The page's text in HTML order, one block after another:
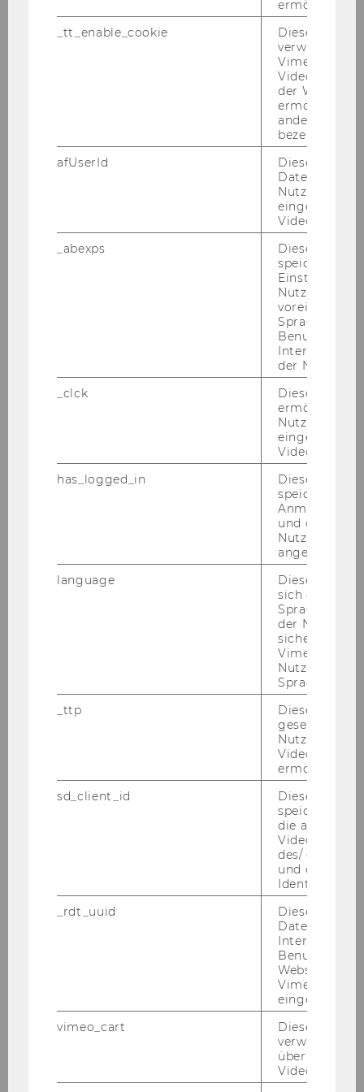
sa­tio­nen re­si­li­en­ter zu ma­chen und auf zu­künf­
ti­ge Her­aus­for­de­run­gen op­ti­mal vor­zu­be­rei­ten.
Nach Ab­schluss des Mo­duls „Or­ga­ni­sa­tio­na­le
Re­si­li­enz“ wer­den die Teil­neh­men­den in der
Lage sein, kon­kre­te Stra­te­gien zur Stär­kung
der Re­si­li­enz ihrer Or­ga­ni­sa­tio­nen um­zu­set­zen.
Sie wer­den ge­lernt haben, wie sie Ri­si­ken früh­
zei­tig er­ken­nen, ad­äqua­te Maß­nah­men er­grei­
fen und ihre Or­ga­ni­sa­tio­nen sta­bil und an­pas­
sungs­fä­hig hal­ten kön­nen. Die er­ar­bei­te­ten
Me­tho­den und Tools un­ter­stüt­zen die Teil­neh­
men­den dabei, ihre Or­ga­ni­sa­ti­on nach­hal­tig zu
si­chern und auf zu­künf­ti­ge Her­aus­for­de­run­gen
bes­ser vor­be­rei­tet zu sein. Dies trägt nicht nur
zur Sta­bi­li­tät der ein­zel­nen Or­ga­ni­sa­ti­on bei,
son­dern auch zur Stär­kung der ge­sam­ten zi­vil­
ist stu­dier­ter Volks­
wirt und Ge­schäfts­füh­rer des
Beratungs-​unternehmens Re­si­li­en­ce
Con­sult. Zu sei­nen be­ruf­li­chen Sta­tio­
nen zäh­len die Ar­bei­ter­kam­mer Wien,
Te­le­kom Aus­tria, wo er ver­schie­de­ne
Füh­rungs­po­si­tio­nen in den Be­rei­chen
Kom­mu­ni­ka­ti­on und stra­te­gi­sches Ma­
nage­ment in­ne­hat­te. Er berät Un­ter­
neh­men und öf­fent­li­che In­sti­tu­tio­nen
in Stra­te­gie­ent­wick­lung und Pro­zess­ge­
stal­tung. Er war Vor­stands­mit­glied der
ISPA. Dar­über hin­aus ist er Mit­glied in
ver­schie­de­nen Nor­mungs­gre­mi­en
(Aus­tria Stan­dards) im The­men­be­reich
ermöglichen
_tt_enable_cookie
Dieses
verwendet,
Vimeo-
der WU-
ermöglichen
andere nicht
bezeichnete
afUserId
Dieses
Daten von
Videos
_abexps
Dieses Cookie
speichert
Nutzer*in, zB.
Sprache,
der Nutzer*in
_clck
Dieses Cookie
ermöglicht
Nutzung des
Video Players
has_logged_in
Dieses Cookie
speichert
und ob sich
Nutzer*in
angemeldet
language
Dieses
sich die
der
Vimeo in der
Nutzer
Sprache
_ttp
Dieser
gesetzt, um
Nutzung des
Videoplayers
ermöglichen
sd_client_id
Dieses Cookie
speichert
die aktuellen
des/ der
und einen
_rdt_uuid
Dieses
Daten über
Interaktionen
Websites, auf
Vimeo-Video
eingebettet
vimeo_cart
Dieses
verwendet,
überprüfen,
Video